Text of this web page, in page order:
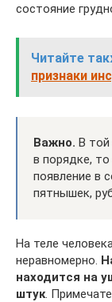
состояние
Читайте
признаки
Важно. В той
в порядке,
появление в
пятнышек,
На теле
неравномерно.
находится на
штук.